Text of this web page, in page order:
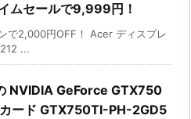
ムセールで9,999円！
で2,000円OFF！ Acer ディスプレ
...
NVIDIA GeForce GTX750
ード GTX750TI-PH-2GD5